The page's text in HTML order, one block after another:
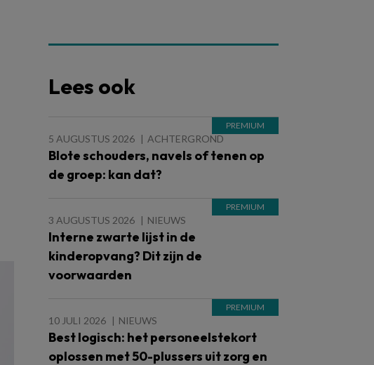
Lees ook
5 AUGUSTUS 2026 ACHTERGROND
Blote schouders, navels of tenen op
de groep: kan dat?
3 AUGUSTUS 2026 NIEUWS
Interne zwarte lijst in de
kinderopvang? Dit zijn de
voorwaarden
10 JULI 2026 NIEUWS
Best logisch: het personeelstekort
oplossen met 50-plussers uit zorg en